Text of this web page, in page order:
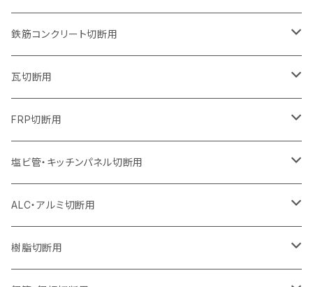
セグメント
セグメント（特殊凸凹加工チップ）
355mm（14インチ）
セグメント
セグメント（特殊凸凹加工チップ）
405mm（16インチ）
セグメントタイプ
ウェーブタイプ
セグメントタイプ
ウェーブタイプ
255mm（10インチ）
セグメントタイプ
305mm（12インチ）
セグメント
セグメント（特殊凸凹加工チップ）
355mm（14インチ）
セグメント
セグメント（特殊凸凹加工チップ）
ウェーブタイプ
セグメントタイプ
ウェーブタイプ
230mm（9インチ）
セグメントタイプ
ウェーブタイプ
255mm（10インチ）
セグメントタイプ
305mm（12インチ）
セグメント
セグメント（特殊凸凹加工チップ）
355mm（14インチ）
セグメント
セグメント（特殊凸凹加工チップ）
セグメントタイプ
205mm（8インチ）
セグメントタイプ
230mm（9インチ）
セグメントタイプ
255mm（10インチ）
セグメントタイプ（一般道路カッター用
305mm（12インチ）
セグメントタイプ
セグメントタイプ（一般道路カッター用
355mm（14インチ）
セグメントタイプ
セグメントタイプ（一般道路カッター用
405mm（16インチ）
セグメントタイプ（ビス穴付き
セグメントタイプ
180mm（7インチ）
セグメントタイプ
205mm（8インチ）
セグメントタイプ
230mm（9インチ）
セグメントタイプ
305mm（12インチ）
セグメントタイプ
埋設鋳鉄管工事対応タイプ
355mm（14インチ）
セグメントタイプ
埋設鋳鉄管工事対応タイプ
405mm（16インチ）
ウェーブタイプ
セグメントタイプ
ウェーブタイプ
150mm（6インチ）
セグメントタイプ
ウェーブタイプ
180mm（7インチ）
セグメントタイプ
ウェーブタイプ
205mm（8インチ）
セグメントタイプ
ウェーブタイプ
230mm（9インチ）
セグメントタイプ
ウェーブタイプ
255mm（10インチ）
セグメントタイプ
セグメントタイプ（一般道路カッター用
305mm（12インチ）
105mm（4インチ）
セグメントタイプ
125mm（5インチ）
セグメントタイプ
150mm（6インチ）
セグメントタイプ
180mm（7インチ）
セグメントタイプ
205mm（8インチ）
セグメントタイプ
230mm（9インチ）
鉄筋コンクリート切断用
305mm（12インチ）
セグメントタイプ
355mm（14インチ）
セグメントタイプ
405mm（16インチ）
セグメントタイプ
瓦切断用
105mm（4インチ）
FRP切断用
125ｍｍ（5インチ）
塩ビ管・キッチンパネル切断用
125ｍｍ（5インチ）
ALC・アルミ切断用
305mm（12インチ）
樹脂切断用